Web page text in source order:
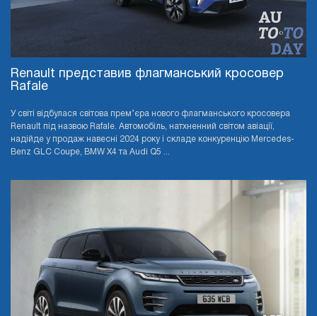
Renault представив флагманський кросовер
Rafale
У світі відбулася світова прем’єра нового флагманського кросовера
Renault під назвою Rafale. Автомобіль, натхненний світом авіації,
надійде у продаж навесні 2024 року і складе конкуренцію Mercedes-
Benz GLC Coupe, BMW X4 та Audi Q5 ...